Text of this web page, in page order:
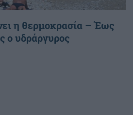
η θερμοκρασία – Έως
ο υδράργυρος